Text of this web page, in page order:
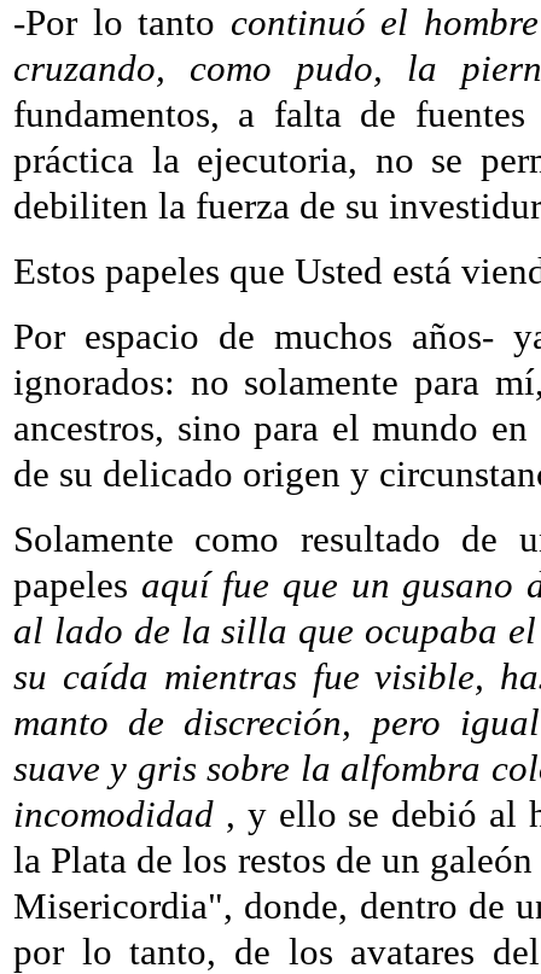
-Por lo tanto continuó el
cruzando, como pudo, la
fundamentos, a falta de
práctica la ejecutoria, no se
debiliten la fuerza de su
Estos papeles que Usted está
Por espacio de muchos años-
ignorados: no solamente para
ancestros, sino para el mundo
de su delicado origen y
Solamente como resultado de
papeles aquí fue que un gusano
al lado de la silla que ocupaba
su caída mientras fue visible,
manto de discreción, pero
suave y gris sobre la alfombra
incomodidad , y ello se debió al
la Plata de los restos de un
Misericordia", donde, dentro de
por lo tanto, de los avatares